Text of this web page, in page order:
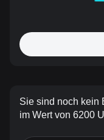
Sie sind noch kein
im Wert von 6200